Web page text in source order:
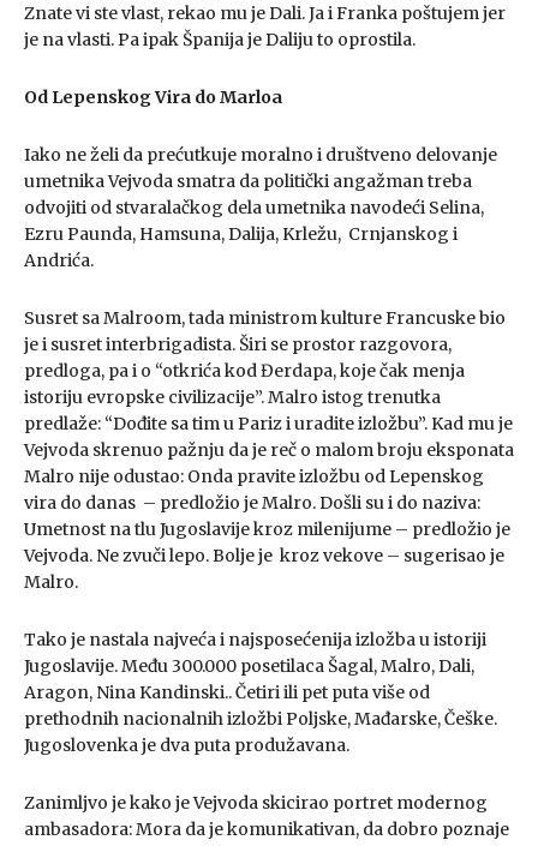
Znate vi ste vlast, rekao mu je Dali. Ja i Franka poštujem jer
je na vlasti. Pa ipak Španija je Daliju to oprostila.
Od Lepenskog Vira do Marloa
Iako ne želi da prećutkuje moralno i društveno delovanje
umetnika Vejvoda smatra da politički angažman treba
odvojiti od stvaralačkog dela umetnika navodeći Selina,
Ezru Paunda, Hamsuna, Dalija, Krležu, Crnjanskog i
Andrića.
Susret sa Malroom, tada ministrom kulture Francuske bio
je i susret interbrigadista. Širi se prostor razgovora,
predloga, pa i o “otkrića kod Đerdapa, koje čak menja
istoriju evropske civilizacije”. Malro istog trenutka
predlaže: “Dođite sa tim u Pariz i uradite izložbu”. Kad mu je
Vejvoda skrenuo pažnju da je reč o malom broju eksponata
Malro nije odustao: Onda pravite izložbu od Lepenskog
vira do danas – predložio je Malro. Došli su i do naziva:
Umetnost na tlu Jugoslavije kroz milenijume – predložio je
Vejvoda. Ne zvuči lepo. Bolje je kroz vekove – sugerisao je
Malro.
Tako je nastala najveća i najsposećenija izložba u istoriji
Jugoslavije. Među 300.000 posetilaca Šagal, Malro, Dali,
Aragon, Nina Kandinski.. Četiri ili pet puta više od
prethodnih nacionalnih izložbi Poljske, Mađarske, Češke.
Jugoslovenka je dva puta produžavana.
Zanimljvo je kako je Vejvoda skicirao portret modernog
ambasadora: Mora da je komunikativan, da dobro poznaje